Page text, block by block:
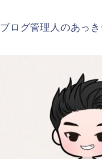
ブログ管理人のあっき